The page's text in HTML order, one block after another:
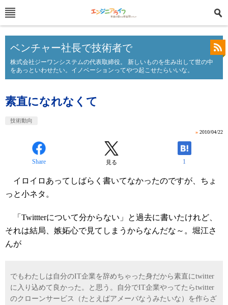
ベンチャー社長で技術者で
株式会社ジーワンシステムの代表取締役。 新しいものを生み出して世の中
をあっといわせたい。イノベーションってやつ起こせたらいいな。
素直になれなくて
技術動向
» 2010/04/22
Share 見る 1
イロイロあってしばらく書いてなかったのですが、ちょ
っと小ネタ。
「Twittterについて分からない」と過去に書いたけれど、
それは結局、嫉妬心で見てしまうからなんだな～。堀江さ
んが
でもわたしは自分のIT企業を辞めちゃった身だから素直にtwitter
に入り込めて良かった。と思う。自分でIT企業やってたらtwitter
のクローンサービス（たとえばアメーバなうみたいな）を作らざ